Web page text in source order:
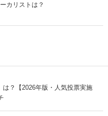
カリストは？
？【2026年版・人気投票実施